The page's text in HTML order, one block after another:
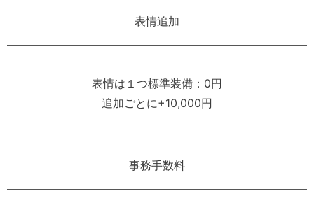
表情追加
表情は１つ標準装備：0円
追加ごとに+10,000円
事務手数料